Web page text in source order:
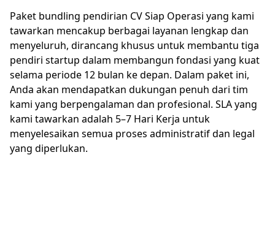
Paket bundling pendirian CV Siap Operasi yang kami
tawarkan mencakup berbagai layanan lengkap dan
menyeluruh, dirancang khusus untuk membantu tiga
pendiri startup dalam membangun fondasi yang kuat
selama periode 12 bulan ke depan. Dalam paket ini,
Anda akan mendapatkan dukungan penuh dari tim
kami yang berpengalaman dan profesional. SLA yang
kami tawarkan adalah 5–7 Hari Kerja untuk
menyelesaikan semua proses administratif dan legal
yang diperlukan.